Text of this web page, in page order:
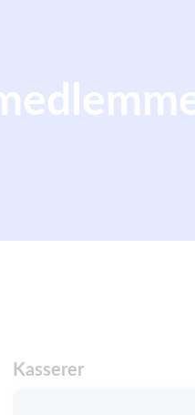
Kasserer